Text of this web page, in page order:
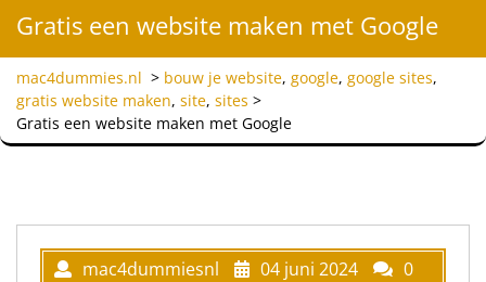
Gratis een website maken met Google
mac4dummies.nl > bouw je website, google, google sites,
gratis website maken, site, sites >
Gratis een website maken met Google
mac4dummiesnl 04 juni 2024
0